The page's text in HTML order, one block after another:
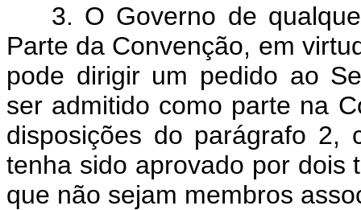
3. O Governo de
Parte da Convenção, em
pode dirigir um pedido ao
ser admitido como parte na
disposições do parágrafo 2,
tenha sido aprovado por dois
que não sejam membros